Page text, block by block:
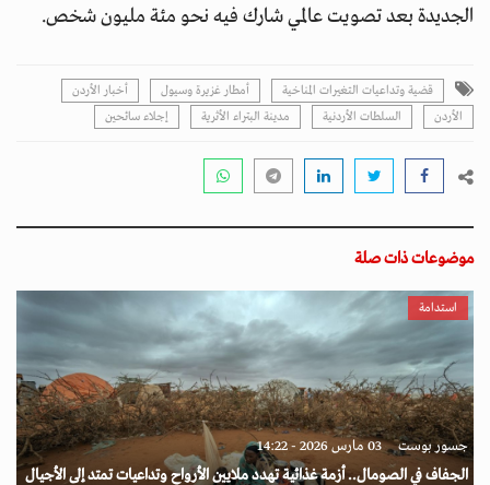
الجديدة بعد تصويت عالمي شارك فيه نحو مئة مليون شخص.
قضية وتداعيات التغيرات المناخية أمطار غزيرة وسيول
أخبار الأردن
الأردن
السلطات الأردنية مدينة البتراء الأثرية إجلاء سائحين
موضوعات ذات صلة
استدامة
جسور بوست 03 مارس 2026 - 14:22
الجفاف في الصومال.. أزمة غذائية تهدد ملايين الأرواح وتداعيات تمتد إلى الأجيال